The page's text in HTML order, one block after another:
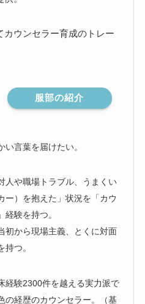
ウンセラー育成のトレー
服部の紹介
言葉を届けたい。
人や職場トラブル、うまくい
ー）を抱えた」状況を「カウ
経験を持つ。
初から現場主義、とくに対面
つ。
経験2300件を越える実力派で
の経歴のカウンセラー。（基